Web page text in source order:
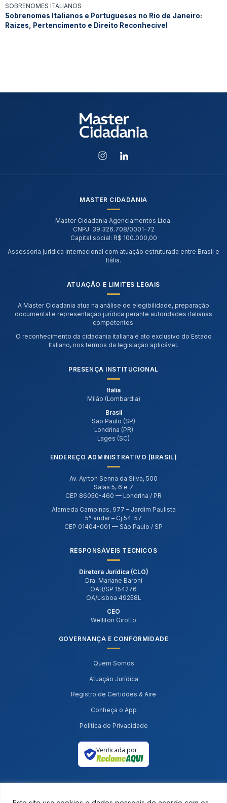
SOBRENOMES ITALIANOS
Sobrenomes Italianos e Portugueses no Rio de Janeiro:
Raízes, Pertencimento e Direito Reconhecível
MASTER CIDADANIA
Master Cidadania Agenciamentos Ltda.
CNPJ: 39.326.708/0001-72
Capital social: R$ 100.000,00
Assessoria jurídica internacional com atuação estruturada entre Brasil e
Itália.
ATUAÇÃO E LIMITES LEGAIS
A Master Cidadania atua na análise de elegibilidade, preparação
documental e representação jurídica perante autoridades italianas
competentes.
O reconhecimento da cidadania italiana é ato exclusivo do Estado
Italiano, nos termos da legislação aplicável.
PRESENÇA INSTITUCIONAL
Itália
Milão (Lombardia)
Brasil
São Paulo (SP)
Londrina (PR)
Lages (SC)
ENDEREÇO ADMINISTRATIVO (BRASIL)
Av. Ayrton Senna da Silva, 500
Salas 5, 6 e 7
CEP 86050-460 — Londrina / PR
Alameda Campinas, 977 – Jardim Paulista
5° andar – Cj 54-57
CEP 01404-001 — São Paulo / SP
RESPONSÁVEIS TÉCNICOS
Diretora Jurídica (CLO)
Dra. Mariane Baroni
OAB/SP 154276
OA/Lisboa 49258L
CEO
Welliton Girotto
GOVERNANÇA E CONFORMIDADE
Quem Somos
Atuação Jurídica
Registro de Certidões & Aire
Conheça o App
Política de Privacidade
Verificada por